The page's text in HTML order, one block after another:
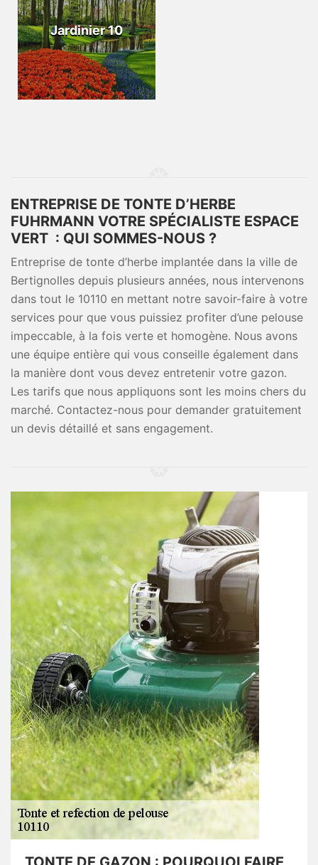
Jardinier 10
ENTREPRISE DE TONTE D’HERBE
FUHRMANN VOTRE SPÉCIALISTE ESPACE
VERT : QUI SOMMES-NOUS ?
Entreprise de tonte d’herbe implantée dans la ville de
Bertignolles depuis plusieurs années, nous intervenons
dans tout le 10110 en mettant notre savoir-faire à votre
services pour que vous puissiez profiter d’une pelouse
impeccable, à la fois verte et homogène. Nous avons
une équipe entière qui vous conseille également dans
la manière dont vous devez entretenir votre gazon.
Les tarifs que nous appliquons sont les moins chers du
marché. Contactez-nous pour demander gratuitement
un devis détaillé et sans engagement.